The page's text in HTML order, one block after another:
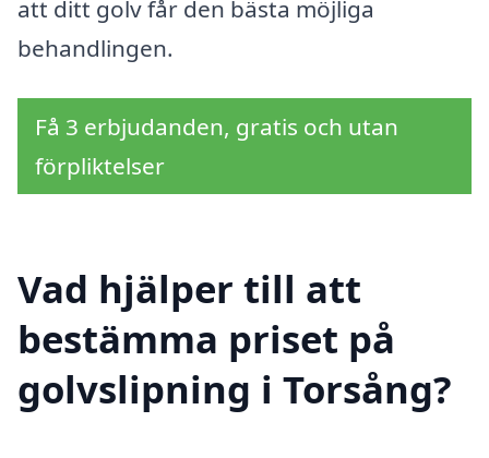
att ditt golv får den bästa möjliga
behandlingen.
Få 3 erbjudanden, gratis och utan
förpliktelser
Vad hjälper till att
bestämma priset på
golvslipning i Torsång?